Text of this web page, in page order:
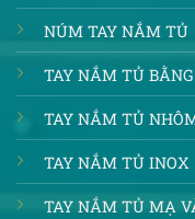
NÚM TAY NẮM TỦ
TAY NẮM TỦ
TAY NẮM TỦ
TAY NẮM TỦ INOX
TAY NẮM TỦ MẠ